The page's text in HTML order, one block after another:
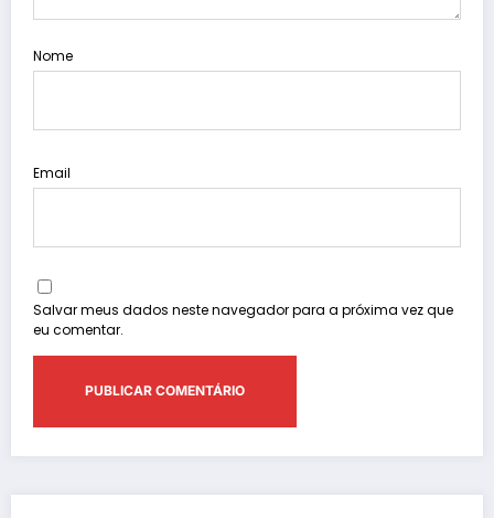
Nome
Email
Salvar meus dados neste navegador para a próxima vez que
eu comentar.